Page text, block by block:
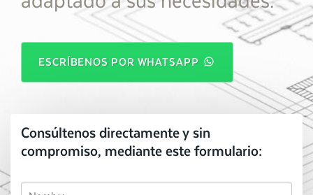
ESCRÍBENOS POR WHATSAPP
Consúltenos directamente y sin
compromiso, mediante este formulario: